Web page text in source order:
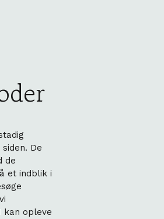
De
de
et indblik i
kan opleve